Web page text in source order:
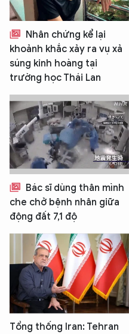
Nhân chứng kể lại
khoảnh khắc xảy ra vụ xả
súng kinh hoàng tại
trường học Thái Lan
Bác sĩ dùng thân mình
che chở bệnh nhân giữa
động đất 7,1 độ
Tổng thống Iran: Tehran